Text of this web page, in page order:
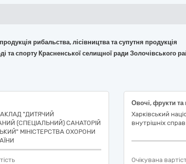
рибальства, лісівництва та супутня продукція
та спорту Красненської селищної ради Золочівського
"ДИТЯЧИЙ
(СПЕЦІАЛЬНИЙ) САНАТОРІЙ
МІНІСТЕРСТВА ОХОРОНИ
Овочі, фрукти та
Харківський
внутрішніх справ
Очікувана